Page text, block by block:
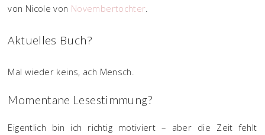
von Nicole von Novembertochter.
Aktuelles Buch?
Mal wieder keins, ach Mensch.
Momentane Lesestimmung?
Eigentlich bin ich richtig motiviert – aber die Zeit fehlt